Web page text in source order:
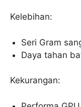
Kelebihan:
Seri Gram
Daya tahan
Kekurangan: